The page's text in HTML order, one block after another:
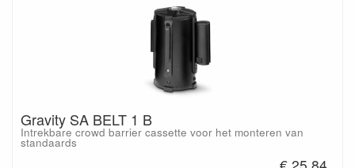
Gravity SA BELT 1 B
Intrekbare crowd barrier cassette voor het monteren van
standaards